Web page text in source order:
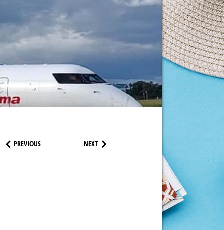
PREVIOUS NEXT